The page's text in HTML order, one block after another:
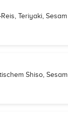
Teriyaki, Sesam
Shiso, Sesam